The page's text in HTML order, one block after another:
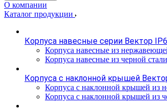
О компании
Каталог продукции
Корпуса навесные серии Вектор
Корпуса навесные из
Корпуса навесные из черной
Корпуса с наклонной крышей
Корпуса с наклонной крышей из
Корпуса с наклонной крышей из